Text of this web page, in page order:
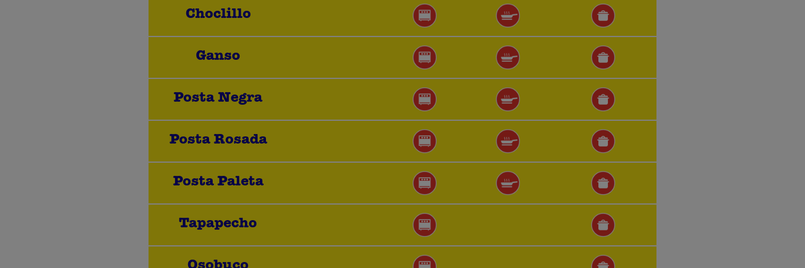
Choclillo
Ganso
Posta Negra
Posta Rosada
Posta Paleta
Tapapecho